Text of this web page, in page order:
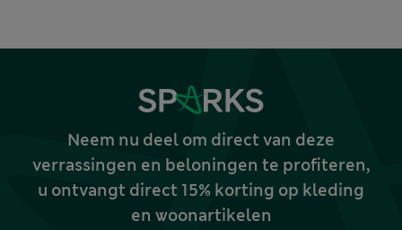
Neem nu deel om direct van deze
verrassingen en beloningen te profiteren,
u ontvangt direct 15% korting op kleding
en woonartikelen